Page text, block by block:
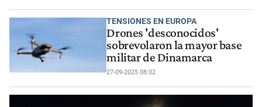
TENSIONES EN EUROPA
Drones 'desconocidos'
sobrevolaron la mayor base
militar de Dinamarca
27-09-2025 08:02